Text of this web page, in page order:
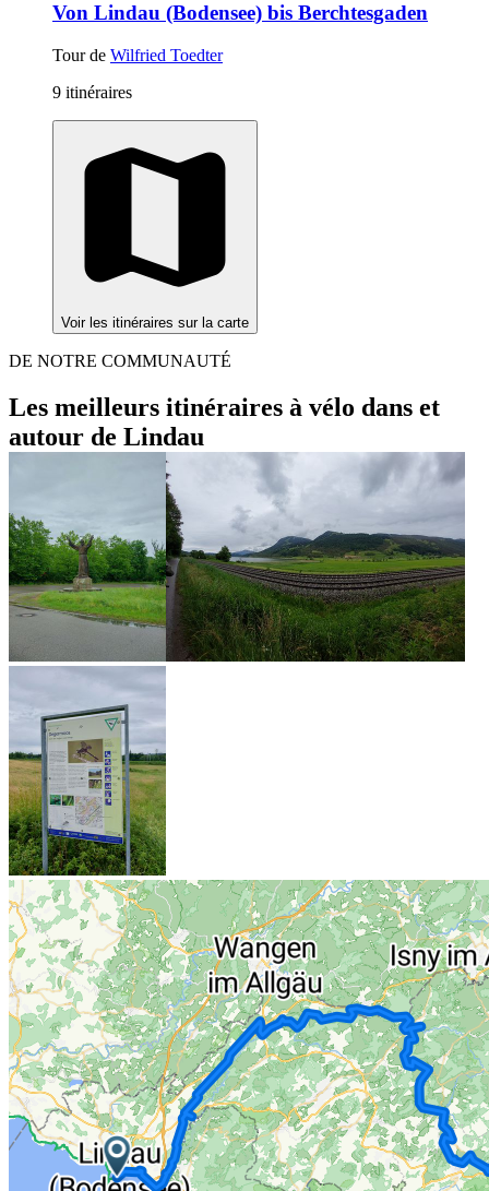
Von Lindau (Bodensee) bis Berchtesgaden
Tour de Wilfried Toedter
9 itinéraires
Voir les itinéraires sur la carte
DE NOTRE COMMUNAUTÉ
Les meilleurs itinéraires à vélo dans et
autour de Lindau